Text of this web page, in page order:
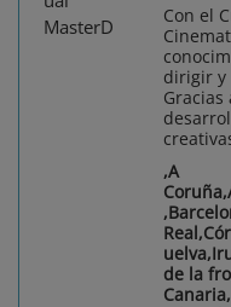
Con el
dirigir y
,A
de la